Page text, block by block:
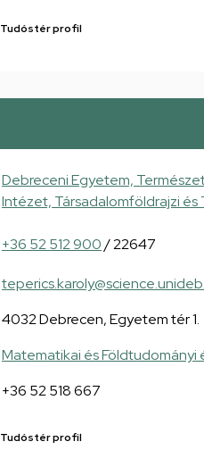
Tudóstér profil
Debreceni Egyetem,
Intézet, Társadalomföldrajzi
+36 52 512 900/ 22647
4032 Debrecen, Egyetem tér 1.
Matematikai és Földtudományi
+36 52 518 667
Tudóstér profil